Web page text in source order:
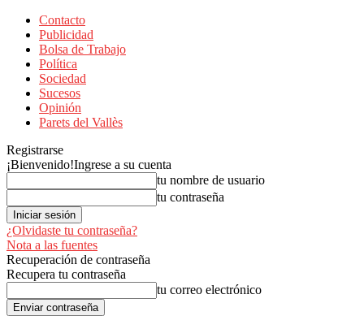
Contacto
Publicidad
Bolsa de Trabajo
Política
Sociedad
Sucesos
Opinión
Parets del Vallès
Registrarse
¡Bienvenido!Ingrese a su cuenta
tu nombre de usuario
tu contraseña
¿Olvidaste tu contraseña?
Nota a las fuentes
Recuperación de contraseña
Recupera tu contraseña
tu correo electrónico